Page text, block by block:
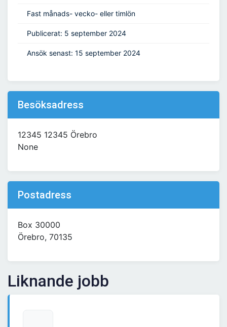
Fast månads- vecko- eller timlön
Publicerat: 5 september 2024
Ansök senast: 15 september 2024
Besöksadress
12345 12345 Örebro
None
Postadress
Box 30000
Örebro, 70135
Liknande jobb